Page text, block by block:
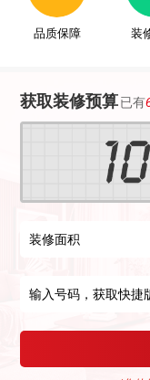
品质保障 装
获取装修预算已有